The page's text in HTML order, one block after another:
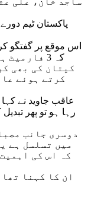
کہ 3
کپتان کی بھی
کرتے ہوئے
عاقب جاوید نے
رہا ہو تو پھر
دوسری جانب
میں تسلسل ہے
کہ اس کی
ان کا کہنا